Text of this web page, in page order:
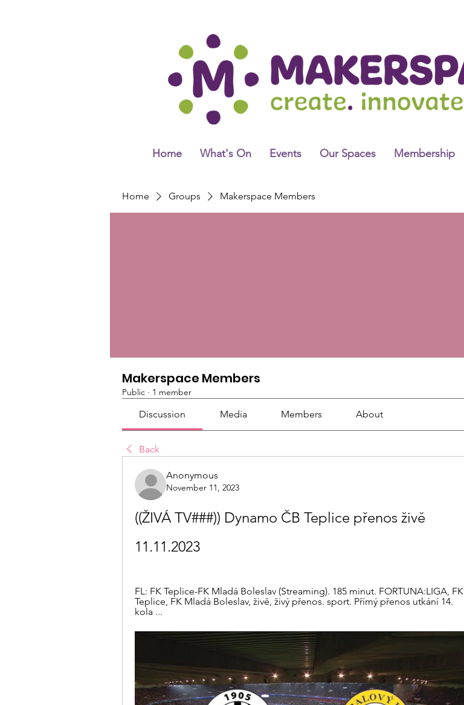
Home What's On Events Our Spaces Membership
Home Groups Makerspace Members
Makerspace Members
Public · 1 member
Discussion Media Members About
Back
Anonymous
November 11, 2023
((ŽIVÁ TV###)) Dynamo ČB Teplice přenos živě
11.11.2023
FL: FK Teplice-FK Mladá Boleslav (Streaming). 185 minut. FORTUNA:LIGA, FK
Teplice, FK Mladá Boleslav, živě, živý přenos. sport. Přímý přenos utkání 14.
kola ...